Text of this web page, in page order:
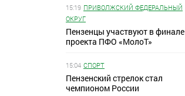
15:19 ПРИВОЛЖСКИЙ ФЕДЕРАЛЬНЫЙ
ОКРУГ
Пензенцы участвуют в финале
проекта ПФО «МолоТ»
15:04 СПОРТ
Пензенский стрелок стал
чемпионом России